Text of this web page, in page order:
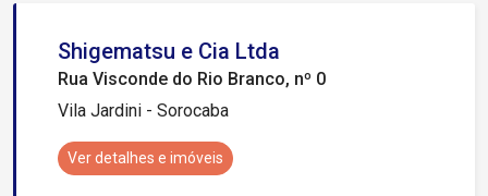
Shigematsu e Cia Ltda
Rua Visconde do Rio Branco, nº 0
Vila Jardini - Sorocaba
Ver detalhes e imóveis